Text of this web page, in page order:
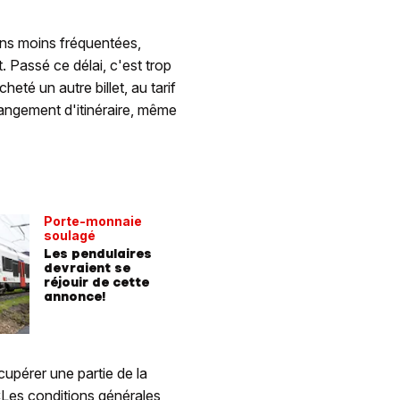
moins fréquentées,
Passé ce délai, c'est trop
un autre billet, au tarif
d'itinéraire, même
Porte-monnaie
soulagé
Les pendulaires
devraient se
réjouir de cette
annonce!
une partie de la
conditions générales